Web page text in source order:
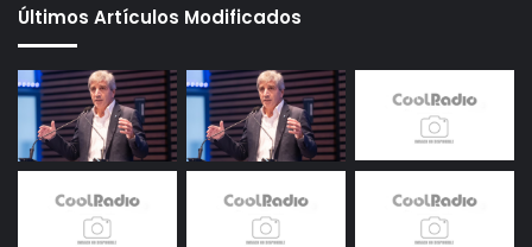
Últimos Artículos Modificados